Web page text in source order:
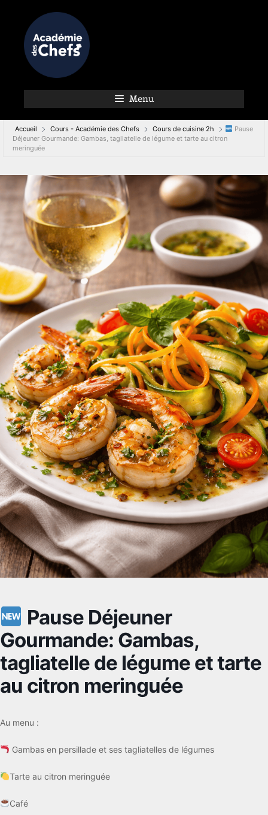
Menu
Accueil Cours - Académie des Chefs Cours de cuisine 2h
Pause
Déjeuner Gourmande: Gambas, tagliatelle de légume et tarte au citron
meringuée
Pause Déjeuner
Gourmande: Gambas,
tagliatelle de légume et tarte
au citron meringuée
Au menu :
Gambas en persillade et ses tagliatelles de légumes
Tarte au citron meringuée
Café